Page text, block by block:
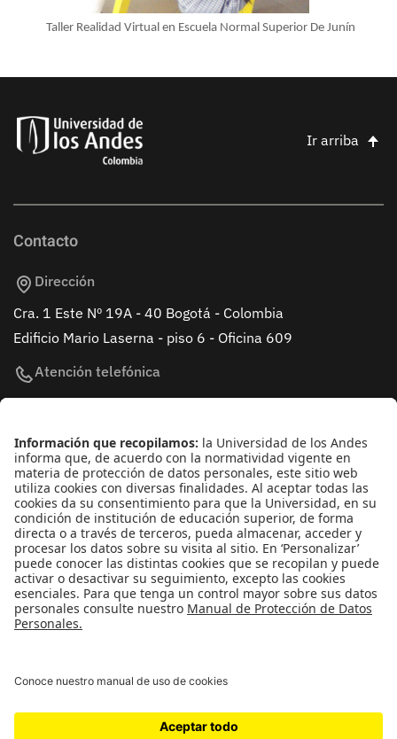
Taller Realidad Virtual en Escuela Normal Superior De Junín
Ir arriba
Contacto
Dirección
Cra. 1 Este Nº 19A - 40 Bogotá - Colombia
Edificio Mario Laserna - piso 6 - Oficina 609
Atención telefónica
+(571) 339 49 49 - Ext. 4830
Enlaces de interés
Línea de Transparencia Uniandes
Protección de datos Personales
Transparencia y Acceso a Información Pública
1297 del 30 de mayo de 1964.Reconocimiento